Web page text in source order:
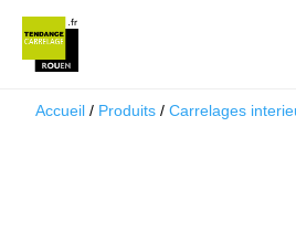
Accueil / Produits / Carrelages